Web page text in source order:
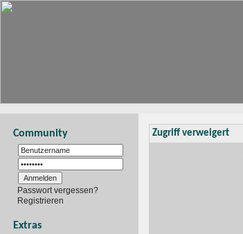
Community
Passwort vergessen?
Registrieren
Extras
Zugriff verweigert